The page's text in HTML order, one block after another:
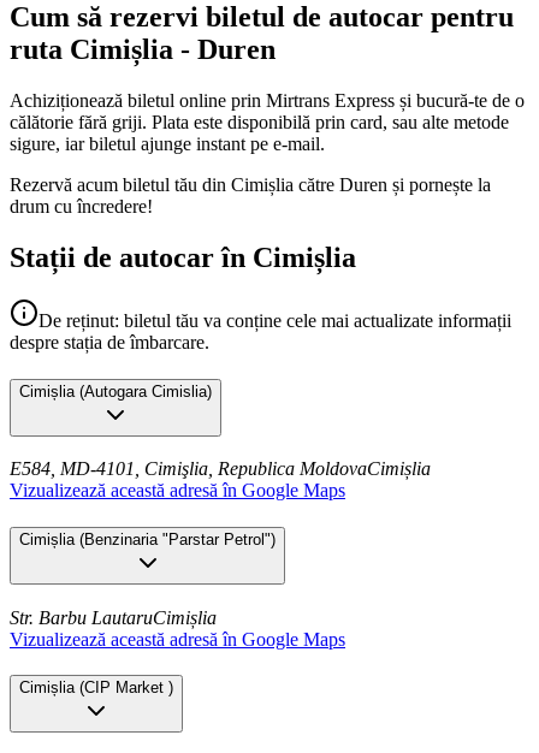
Cum să rezervi biletul de autocar pentru
ruta Cimișlia - Duren
Achiziționează biletul online prin Mirtrans Express și bucură-te de o
călătorie fără griji. Plata este disponibilă prin card, sau alte metode
sigure, iar biletul ajunge instant pe e-mail.
Rezervă acum biletul tău din Cimișlia către Duren și pornește la
drum cu încredere!
Stații de autocar în Cimișlia
De reținut: biletul tău va conține cele mai actualizate informații
despre stația de îmbarcare.
Cimișlia (Autogara Cimislia)
E584, MD-4101, Cimişlia, Republica MoldovaCimișlia
Vizualizează această adresă în Google Maps
Cimișlia(Benzinaria "Parstar Petrol")
Str. Barbu LautaruCimișlia
Vizualizează această adresă în Google Maps
Cimișlia(CIP Market )